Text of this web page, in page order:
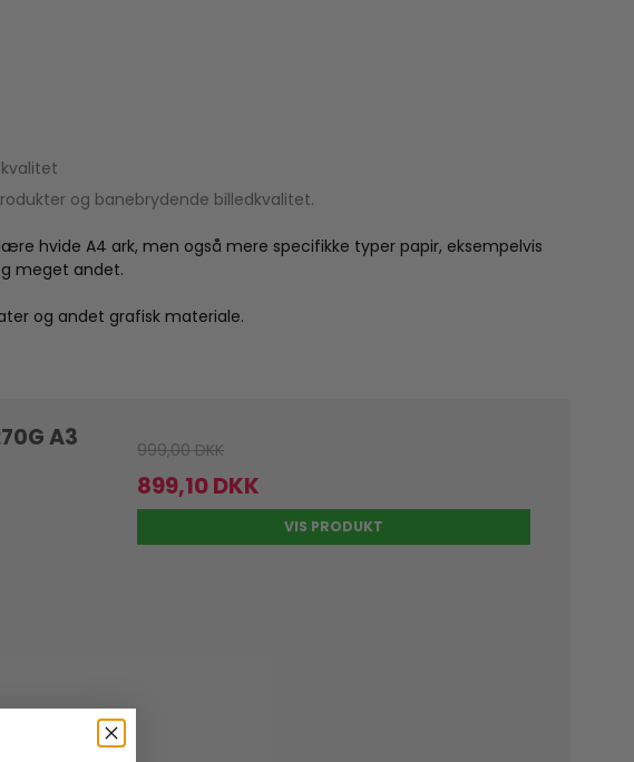
og banebrydende billedkvalitet.
hvide A4 ark, men også mere specifikke typer papir, eksempelvis
meget andet.
og andet grafisk materiale.
A3
999,00 DKK
899,10 DKK
VIS PRODUKT